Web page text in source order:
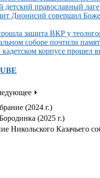
⏵
(2024 г.)
(2025 г.)
Никольского Казачьего